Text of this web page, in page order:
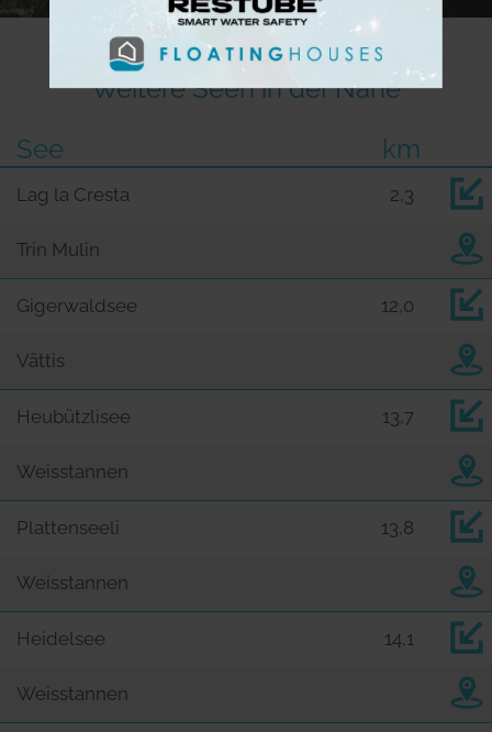
Weitere Seen in der Nähe
See
km
Lag la Cresta 2,3
Trin Mulin
Gigerwaldsee 12,0
Vättis
Heubützlisee 13,7
Weisstannen
Plattenseeli 13,8
Weisstannen
Heidelsee 14,1
Weisstannen